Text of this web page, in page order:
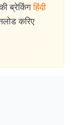
ब्रेकिंग हिंदी
करिए